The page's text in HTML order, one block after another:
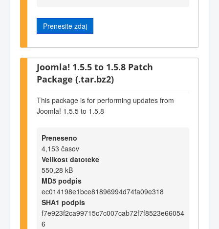
Prenesite zdaj
Joomla! 1.5.5 to 1.5.8 Patch
Package (.tar.bz2)
This package is for performing updates from
Joomla! 1.5.5 to 1.5.8
Preneseno
4,153 časov
Velikost datoteke
550,28 kB
MD5 podpis
ec014198e1bce81896994d74fa09e318
SHA1 podpis
f7e923f2ca99715c7c007cab72f7f8523e66054
6